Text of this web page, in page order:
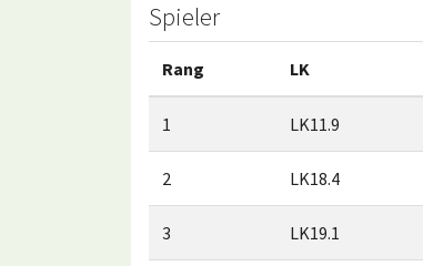
Spieler
Rang LK
1 LK11.9
2 LK18.4
3 LK19.1